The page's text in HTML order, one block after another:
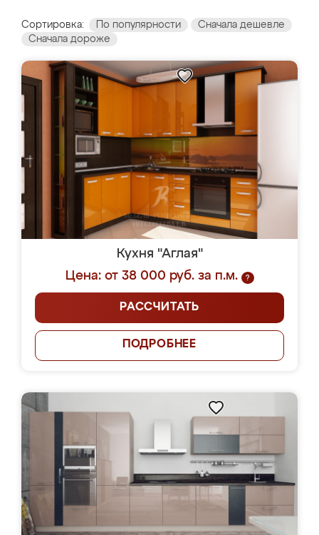
Сортировка: По популярности
Сначала дешевле
Сначала дороже
Кухня "Аглая"
Цена: от 38 000 руб. за п.м.
?
РАССЧИТАТЬ
ПОДРОБНЕЕ